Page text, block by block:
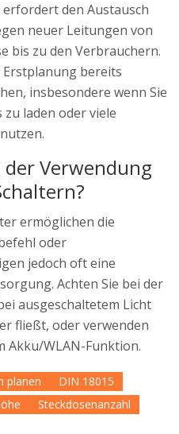
erfordert den Austausch
neuer Leitungen von
bis zu den Verbrauchern.
bereits
insbesondere wenn Sie
laden oder viele
Verwendung
ermöglichen die
oder
jedoch oft eine
Achten Sie bei der
ausgeschaltetem Licht
fließt, oder verwenden
Akku/WLAN-Funktion.
planen
DIN 18015
Steckdosenanzahl